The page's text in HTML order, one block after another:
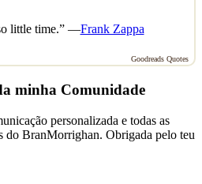
little time.” —Frank Zappa
Goodreads Quotes
minha Comunidade
personalizada e todas as
do BranMorrighan. Obrigada pelo teu